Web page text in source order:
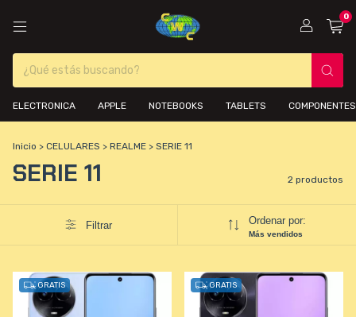
0
ELECTRONICA APPLE NOTEBOOKS TABLETS
Inicio > CELULARES > REALME > SERIE 11
SERIE 11 2 productos
Filtrar Ordenar por:
Más vendidos
GRATIS GRATIS